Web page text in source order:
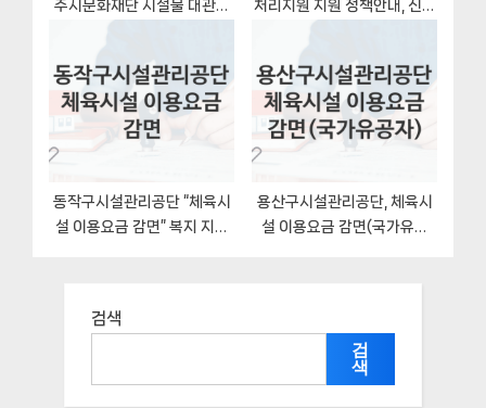
주시문화재단 시설물 대관료
처리지원 지원 정책안내, 신청
동작구시설관리공단 “체육시
설 이용요금 감면” 복지 지원
용산구시설관리공단, 체육시
설 이용요금 감면(국가유공
검색
검
색